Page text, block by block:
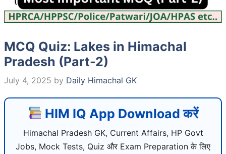
MCQ Quiz: Lakes in Himachal
Pradesh (Part-2)
July 4, 2025 by Daily Himachal GK
HIM IQ App Download करें
Himachal Pradesh GK, Current Affairs, HP Govt
Jobs, Mock Tests, Quiz और Exam Preparation के लिए